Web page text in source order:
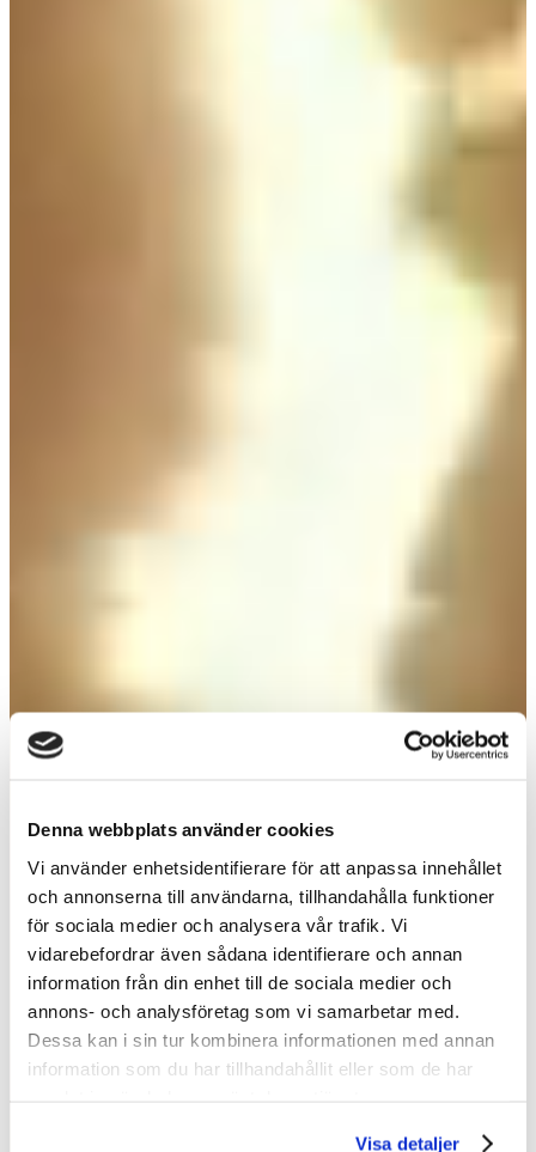
Denna webbplats använder cookies
Vi använder enhetsidentifierare för att anpassa innehållet
och annonserna till användarna, tillhandahålla funktioner
för sociala medier och analysera vår trafik. Vi
vidarebefordrar även sådana identifierare och annan
information från din enhet till de sociala medier och
annons- och analysföretag som vi samarbetar med.
Dessa kan i sin tur kombinera informationen med annan
information som du har tillhandahållit eller som de har
Visa detaljer
GÖR EN OVANLIG
UTFLYKT
TILLSAMMANS